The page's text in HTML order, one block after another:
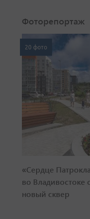
Фоторепортаж
20 фото
«Сердце
во Владивостоке
новый сквер